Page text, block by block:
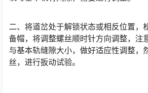
二、将道岔处于解锁状态或相反位置，
备帽，将调整螺丝顺时针方向调整，注
与基本轨缝隙大小，做好适应性调整，
丝，进行扳动试验。󠅅󠅃󠄵󠅂󠄪󠇖󠆨󠆨󠇕󠆞󠆒󠅬󠇘󠆭󠆘󠇙󠆝󠅵󠇗󠆭󠆁󠄐󠇗󠅹󠅸󠇖󠆍󠅳󠇖󠅹󠅰󠇖󠆌󠅹